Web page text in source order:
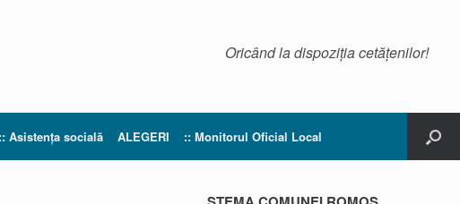
Oricând la dispoziția cetățenilor!
:: Asistența socială ALEGERI :: Monitorul Oficial Local